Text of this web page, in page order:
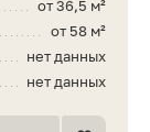
от 36,5 м²
от 58 м²
нет данных
нет данных